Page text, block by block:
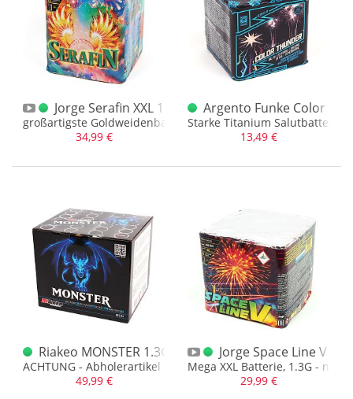
Jorge Serafin XXL 1.3 G Batterie
großartigste Goldweidenbatterie mit farbigen Spitzen (1.3G)
34,99 €
Argento Funke Color
Starke Titanium Salutbatterie
13,49 €
Riakeo MONSTER 1.3G XXL Batterie
ACHTUNG - Abholerartikel in 1.3G
49,99 €
Jorge Space Line V
Mega XXL Batterie, 1.3G - nur
29,99 €